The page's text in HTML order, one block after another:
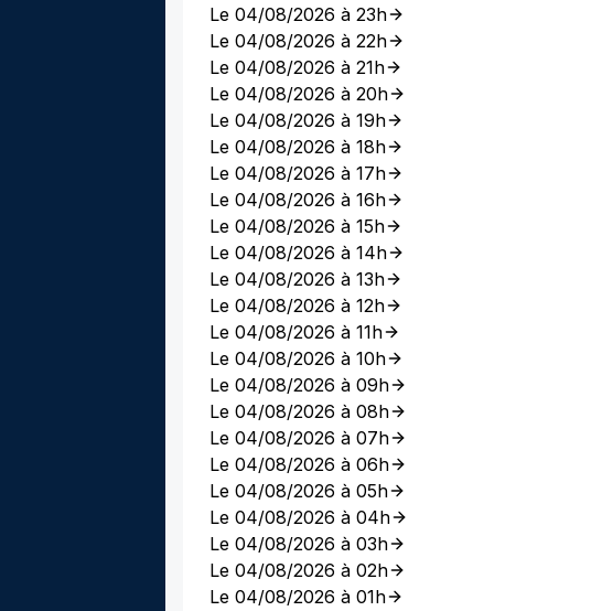
Le 04/08/2026 à 23h
Le 04/08/2026 à 22h
Le 04/08/2026 à 21h
Le 04/08/2026 à 20h
Le 04/08/2026 à 19h
Le 04/08/2026 à 18h
Le 04/08/2026 à 17h
Le 04/08/2026 à 16h
Le 04/08/2026 à 15h
Le 04/08/2026 à 14h
Le 04/08/2026 à 13h
Le 04/08/2026 à 12h
Le 04/08/2026 à 11h
Le 04/08/2026 à 10h
Le 04/08/2026 à 09h
Le 04/08/2026 à 08h
Le 04/08/2026 à 07h
Le 04/08/2026 à 06h
Le 04/08/2026 à 05h
Le 04/08/2026 à 04h
Le 04/08/2026 à 03h
Le 04/08/2026 à 02h
Le 04/08/2026 à 01h